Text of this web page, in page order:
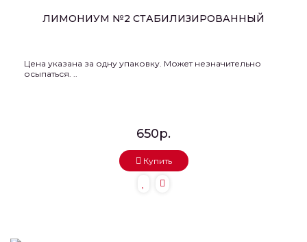
ЛИМОНИУМ №2 СТАБИЛИЗИРОВАННЫЙ
Цена указана за одну упаковку. Может незначительно
осыпаться. ..
650р.
Купить